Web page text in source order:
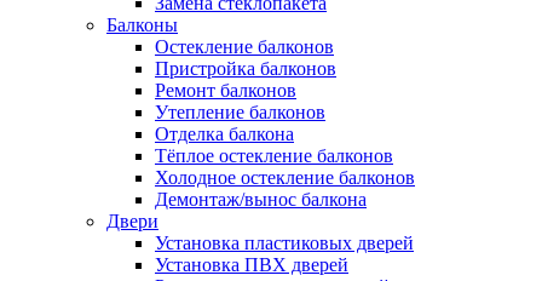
Балконы
Остекление балконов
Пристройка балконов
Ремонт балконов
Утепление балконов
Отделка балкона
Тёплое остекление балконов
Холодное остекление балконов
Демонтаж/вынос балкона
Двери
Установка пластиковых дверей
Установка ПВХ дверей